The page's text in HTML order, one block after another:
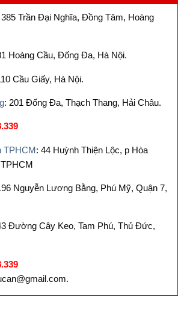
385 Trần Đại Nghĩa, Đồng Tâm, Hoàng
Hoàng Cầu, Đống Đa, Hà Nội.
Cầu Giấy, Hà Nội.
: 201 Đống Đa, Thạch Thang, Hải Châu.
TPHCM: 44 Huỳnh Thiện Lộc, p Hòa
Nguyễn Lương Bằng, Phú Mỹ, Quận 7,
Đường Cây Keo, Tam Phú, Thủ Đức,